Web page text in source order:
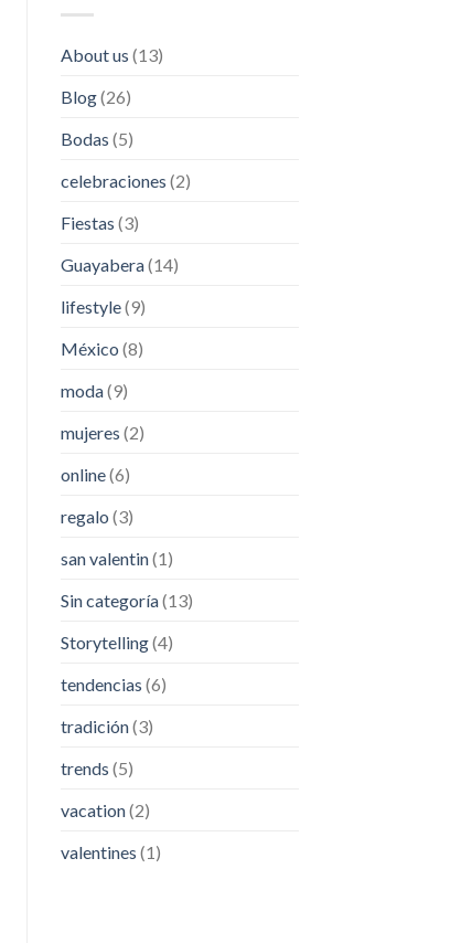
About us (13)
Blog(26)
Bodas (5)
celebraciones (2)
Fiestas (3)
Guayabera(14)
lifestyle(9)
México (8)
moda(9)
mujeres (2)
online(6)
regalo (3)
san valentin(1)
Sin categoría(13)
Storytelling(4)
tendencias (6)
tradición(3)
trends (5)
vacation(2)
valentines (1)